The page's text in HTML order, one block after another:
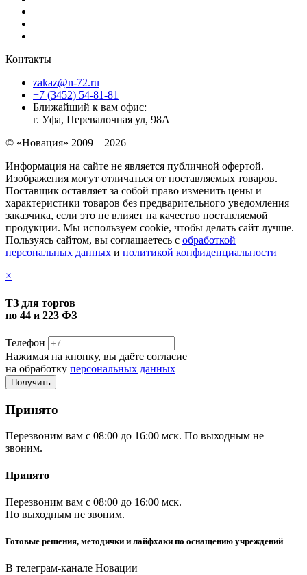
Контакты
zakaz@n-72.ru
+7 (3452) 54-81-81
Ближайший к вам офис:
г. Уфа, Перевалочная ул, 98А
© «Новация» 2009—2026
Информация на сайте не является публичной офертой.
Изображения могут отличаться от поставляемых товаров.
Поставщик оставляет за собой право изменить цены и
характеристики товаров без предварительного уведомления
заказчика, если это не влияет на качество поставляемой
продукции. Мы используем cookie, чтобы делать сайт лучше.
Пользуясь сайтом, вы соглашаетесь с обработкой
персональных данных и политикой конфиденциальности
×
ТЗ для торгов
по 44 и 223 ФЗ
Телефон
Нажимая на кнопку, вы даёте согласие
на обработку персональных данных
Принято
Перезвоним вам с 08:00 до 16:00 мск. По выходным не
звоним.
Принято
Перезвоним вам с 08:00 до 16:00 мск.
По выходным не звоним.
Готовые решения, методички и лайфхаки по оснащению учреждений
В телеграм-канале Новации